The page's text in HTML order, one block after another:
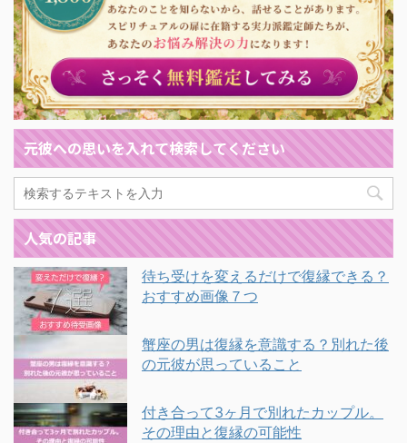
元彼への思いを入れて検索してください
人気の記事
待ち受けを変えるだけで復縁できる？
おすすめ画像７つ
蟹座の男は復縁を意識する？別れた後
の元彼が思っていること
付き合って3ヶ月で別れたカップル。
その理由と復縁の可能性